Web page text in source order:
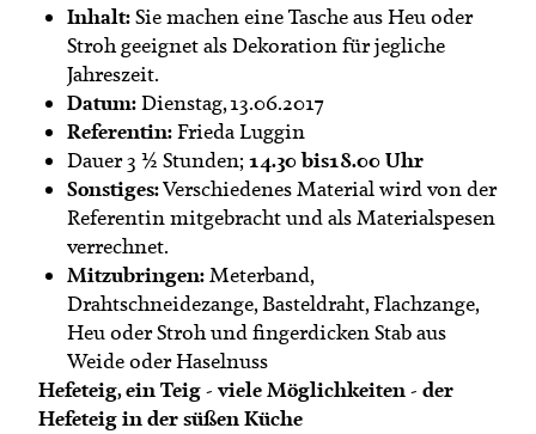
Inhalt:Sie machen eine Tasche aus Heu oder
Stroh geeignet als Dekoration für jegliche
Jahreszeit.
Datum:Dienstag, 13.06.2017
Referentin:Frieda Luggin
Dauer 3 ½ Stunden;14.30 bis18.00 Uhr
Sonstiges:Verschiedenes Material wird von der
Referentin mitgebracht und als Materialspesen
verrechnet.
Mitzubringen:Meterband,
Drahtschneidezange, Basteldraht, Flachzange,
Heu oder Stroh und fingerdicken Stab aus
Weide oder Haselnuss
Hefeteig, ein Teig - viele Möglichkeiten - der
Hefeteig in der süßen Küche